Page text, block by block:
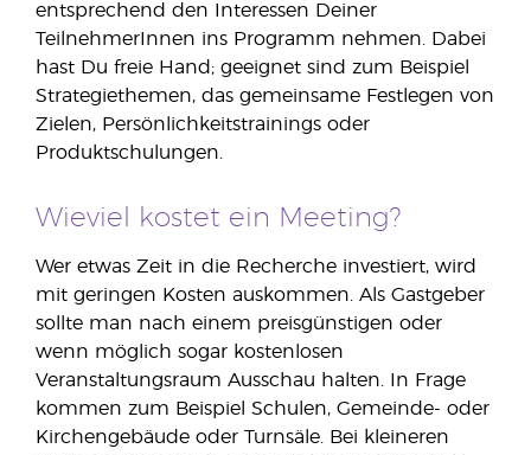
entsprechend den Interessen Deiner
TeilnehmerInnen ins Programm nehmen. Dabei
hast Du freie Hand; geeignet sind zum Beispiel
Strategiethemen, das gemeinsame Festlegen von
Zielen, Persönlichkeitstrainings oder
Produktschulungen.
Wieviel kostet ein Meeting?
Wer etwas Zeit in die Recherche investiert, wird
mit geringen Kosten auskommen. Als Gastgeber
sollte man nach einem preisgünstigen oder
wenn möglich sogar kostenlosen
Veranstaltungsraum Ausschau halten. In Frage
kommen zum Beispiel Schulen, Gemeinde- oder
Kirchengebäude oder Turnsäle. Bei kleineren